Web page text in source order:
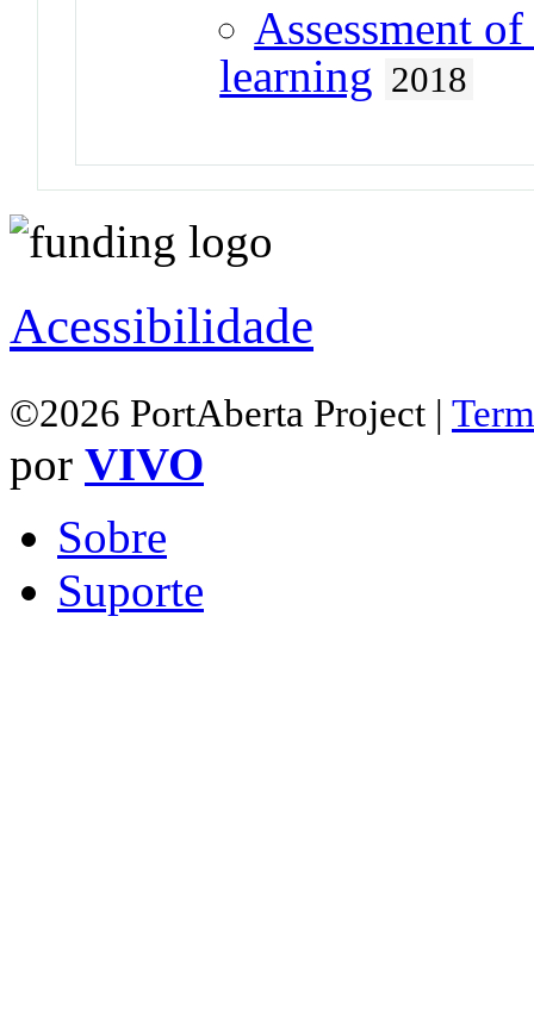
Assessment
learning 2018
Acessibilidade
©2026 PortAberta Project |
por VIVO
Sobre
Suporte